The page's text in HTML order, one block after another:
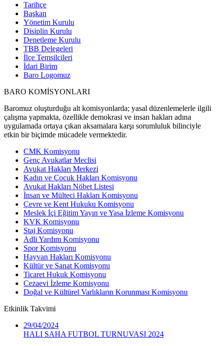
Tarihçe
Başkan
Yönetim Kurulu
Disiplin Kurulu
Denetleme Kurulu
TBB Delegeleri
İlçe Temsilcileri
İdari Birim
Baro Logomuz
BARO KOMİSYONLARI
Baromuz oluşturduğu alt komisyonlarda; yasal düzenlemelerle ilgili
çalışma yapmakta, özellikle demokrasi ve insan hakları adına
uygulamada ortaya çıkan aksamalara karşı sorumluluk bilinciyle
etkin bir biçimde mücadele vermektedir.
CMK Komisyonu
Genç Avukatlar Meclisi
Avukat Hakları Merkezi
Kadın ve Çocuk Hakları Komisyonu
Avukat Hakları Nöbet Listesi
İnsan ve Mülteci Hakları Komisyonu
Çevre ve Kent Hukuku Komisyonu
Meslek İçi Eğitim Yayın ve Yasa İzleme Komisyonu
KVK Komisyonu
Staj Komisyonu
Adli Yardım Komisyonu
Spor Komisyonu
Hayvan Hakları Komisyonu
Kültür ve Sanat Komisyonu
Ticaret Hukuk Komisyonu
Cezaevi İzleme Komisyonu
Doğal ve Kültürel Varlıkların Korunması Komisyonu
Etkinlik Takvimi
29/04/2024
HALI SAHA FUTBOL TURNUVASI 2024